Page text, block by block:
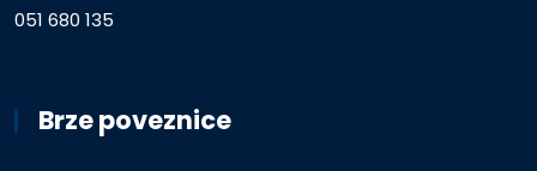
051 680 135
Brze poveznice